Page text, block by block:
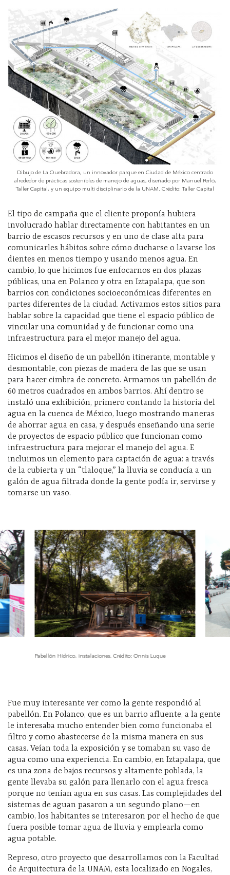
Dibujo de La Quebradora, un innovador parque en Ciudad de México centrado
alrededor de prácticas sostenibles de manejo de aguas, diseñado por Manuel Perló,
Taller Capital, y un equipo multi disciplinario de la UNAM. Crédito: Taller Capital
El tipo de campaña que el cliente proponía hubiera
involucrado hablar directamente con habitantes en un
barrio de escasos recursos y en uno de clase alta para
comunicarles hábitos sobre cómo ducharse o lavarse los
dientes en menos tiempo y usando menos agua. En
cambio, lo que hicimos fue enfocarnos en dos plazas
públicas, una en Polanco y otra en Iztapalapa, que son
barrios con condiciones socioeconómicas diferentes en
partes diferentes de la ciudad. Activamos estos sitios para
hablar sobre la capacidad que tiene el espacio público de
vincular una comunidad y de funcionar como una
infraestructura para el mejor manejo del agua.
Hicimos el diseño de un pabellón itinerante, montable y
desmontable, con piezas de madera de las que se usan
para hacer cimbra de concreto. Armamos un pabellón de
60 metros cuadrados en ambos barrios. Ahí dentro se
instaló una exhibición, primero contando la historia del
agua en la cuenca de México, luego mostrando maneras
de ahorrar agua en casa, y después enseñando una serie
de proyectos de espacio público que funcionan como
infraestructura para mejorar el manejo del agua. E
incluimos un elemento para captación de agua: a través
de la cubierta y un “tlaloque,” la lluvia se conducía a un
galón de agua filtrada donde la gente podía ir, servirse y
tomarse un vaso.
Pabellón Hídrico, instalaciones. Crédito: Onnis Luque
Fue muy interesante ver como la gente respondió al
pabellón. En Polanco, que es un barrio afluente, a la gente
le interesaba mucho entender bien como funcionaba el
filtro y como abastecerse de la misma manera en sus
casas. Veían toda la exposición y se tomaban su vaso de
agua como una experiencia. En cambio, en Iztapalapa, que
es una zona de bajos recursos y altamente poblada, la
gente llevaba su galón para llenarlo con el agua fresca
porque no tenían agua en sus casas. Las complejidades del
sistemas de aguan pasaron a un segundo plano—en
cambio, los habitantes se interesaron por el hecho de que
fuera posible tomar agua de lluvia y emplearla como
agua potable.
Represo, otro proyecto que desarrollamos con la Facultad
de Arquitectura de la UNAM, esta localizado en Nogales,